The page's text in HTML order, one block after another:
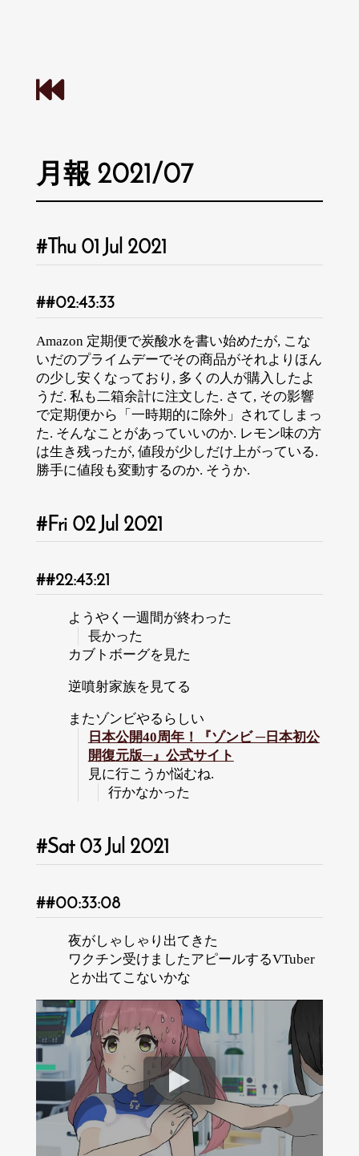
月報 2021/07
Thu 01 Jul 2021
02:43:33
Amazon 定期便で炭酸水を書い始めたが, こな
いだのプライムデーでその商品がそれよりほん
の少し安くなっており, 多くの人が購入したよ
うだ. 私も二箱余計に注文した. さて, その影響
で定期便から「一時期的に除外」されてしまっ
た. そんなことがあっていいのか. レモン味の方
は生き残ったが, 値段が少しだけ上がっている.
勝手に値段も変動するのか. そうか.
Fri 02 Jul 2021
22:43:21
ようやく一週間が終わった
長かった
カブトボーグを見た
逆噴射家族を見てる
またゾンビやるらしい
日本公開40周年！『ゾンビ ─日本初公
開復元版─』公式サイト
見に行こうか悩むね.
行かなかった
Sat 03 Jul 2021
00:33:08
夜がしゃしゃり出てきた
ワクチン受けましたアピールするVTuber
とか出てこないかな